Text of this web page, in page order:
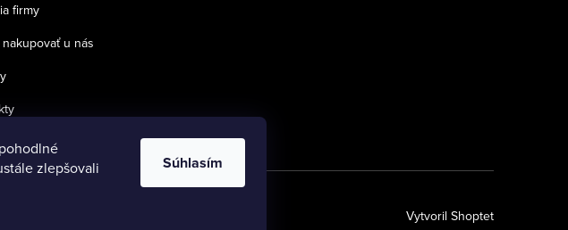
zlepšovali
Súhlasím
firmy
u nás
Vytvoril Shoptet